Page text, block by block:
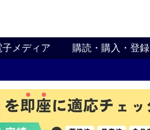
メディア 購読・購入・登録